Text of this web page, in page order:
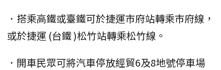
．搭乘高鐵或臺鐵可於捷運市府站轉乘市府線，
或於捷運 (台鐵 )松竹站轉乘松竹線。
．開車民眾可將汽車停放經貿6及8地號停車場